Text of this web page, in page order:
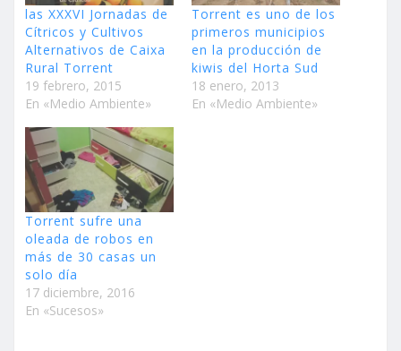
las XXXVI Jornadas de
Cítricos y Cultivos
Alternativos de Caixa
Rural Torrent
19 febrero, 2015
En «Medio Ambiente»
Torrent es uno de los
primeros municipios
en la producción de
kiwis del Horta Sud
18 enero, 2013
En «Medio Ambiente»
Torrent sufre una
oleada de robos en
más de 30 casas un
solo día
17 diciembre, 2016
En «Sucesos»